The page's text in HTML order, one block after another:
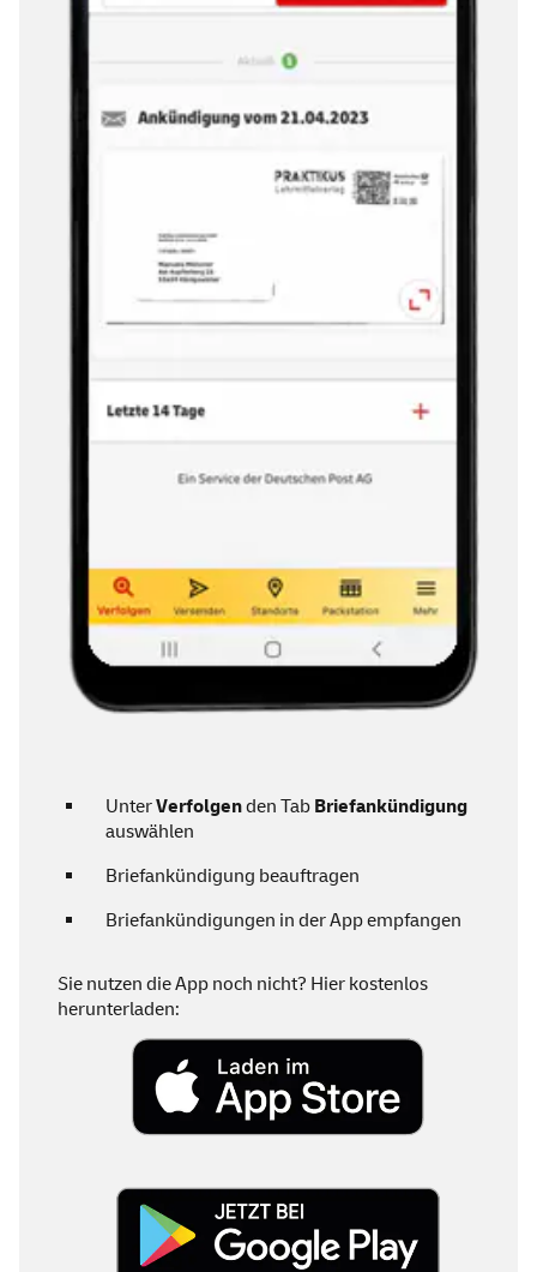
UnterVerfolgenden Tab Briefankündigung
auswählen
Briefankündigung beauftragen
Briefankündigungen in derAppempfangen
Sie nutzen dieApp noch nicht? Hier kostenlos
herunterladen: